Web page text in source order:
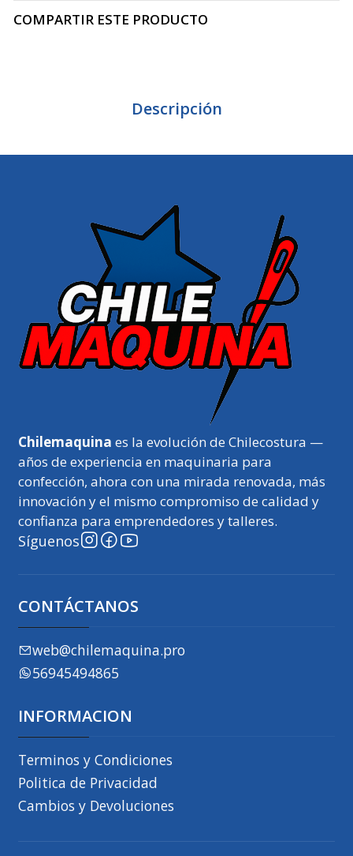
COMPARTIR ESTE PRODUCTO
Descripción
Chilemaquina es la evolución de Chilecostura —
años de experiencia en maquinaria para
confección, ahora con una mirada renovada, más
innovación y el mismo compromiso de calidad y
confianza para emprendedores y talleres.
Síguenos
CONTÁCTANOS
web@chilemaquina.pro
56945494865
INFORMACION
Terminos y Condiciones
Politica de Privacidad
Cambios y Devoluciones